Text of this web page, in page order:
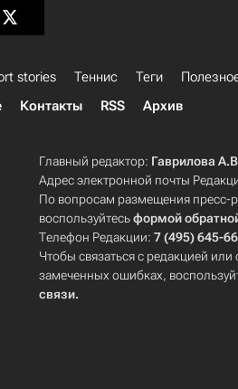
stories Теннис Теги
Контакты RSS Архив
Главный редактор: Гаврилова
Адрес электронной почты
По вопросам размещения пресс-
воспользуйтесьформой
Телефон Редакции:7 (495) 645-
Чтобы связаться с редакцией
замеченных ошибках,
связи.